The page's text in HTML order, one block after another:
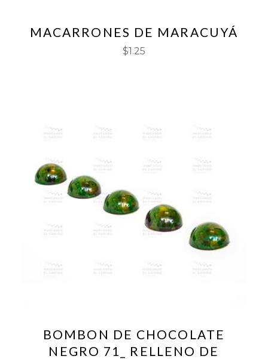
MACARRONES DE MARACUYÁ
$1.25
BOMBON DE CHOCOLATE
NEGRO 71_ RELLENO DE